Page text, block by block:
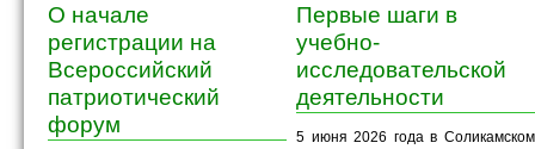
О начале
регистрации на
Всероссийский
патриотический
форум
Первые шаги в
учебно-
исследовательской
деятельности
5 июня 2026 года в Соликамском